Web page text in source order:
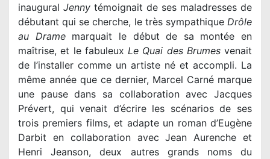
inaugural Jenny témoignait de ses maladresses de
débutant qui se cherche, le très sympathique Drôle
au Dramemarquait le début de sa montée en
maîtrise, et le fabuleux Le Quai des Brumesvenait
de l’installer comme un artiste né et accompli. La
même année que ce dernier, Marcel Carné marque
une pause dans sa collaboration avec Jacques
Prévert, qui venait d’écrire les scénarios de ses
trois premiers films, et adapte un roman d’Eugène
Darbit en collaboration avec Jean Aurenche et
Henri Jeanson, deux autres grands noms du